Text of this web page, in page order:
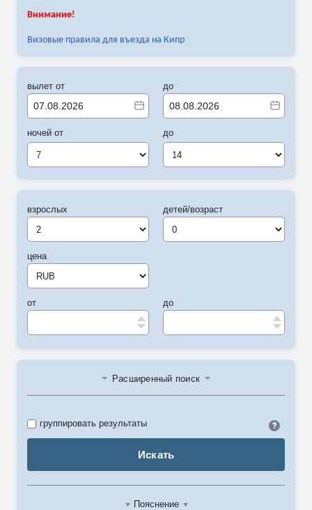
Внимание!
Визовые правила для въезда на Кипр
вылет от
ночей от
7
до
до
14
взрослых
цена
от
детей/возраст
до
Расширенный поиск
Искать
группировать результаты
Пояснение